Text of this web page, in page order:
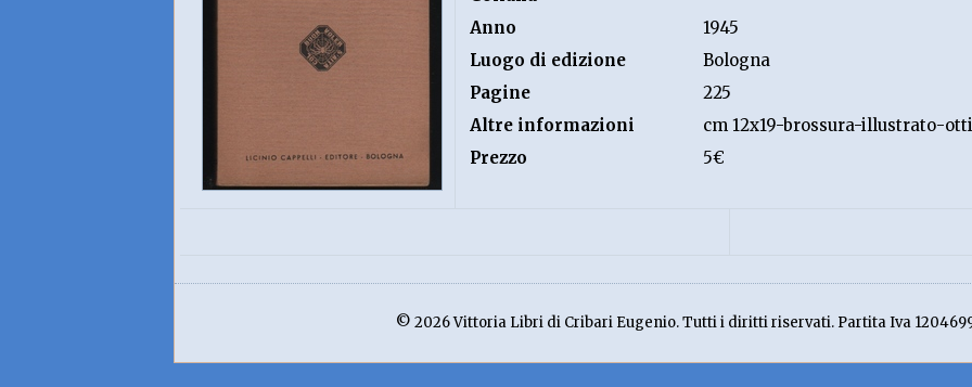
Anno
1945
Luogo di edizione
Bologna
Pagine
225
Altre informazioni
cm 12x19-brossura-illustrato-
Prezzo
5€
© 2026 Vittoria Libri di Cribari Eugenio. Tutti i diritti riservati. Partita Iva